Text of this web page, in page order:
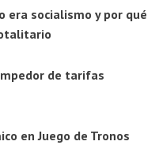
era socialismo y por qué
de tarifas
en Juego de Tronos